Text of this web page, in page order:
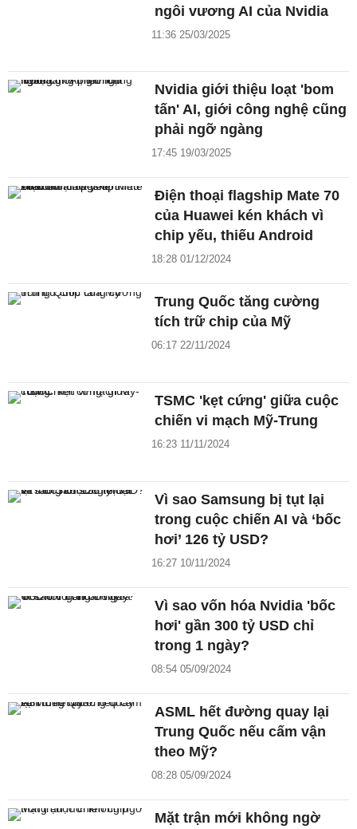
ngôi vương AI của Nvidia
11:36 25/03/2025
Nvidia giới thiệu loạt 'bom
tấn' AI, giới công nghệ cũng
phải ngỡ ngàng
17:45 19/03/2025
Điện thoại flagship Mate 70
của Huawei kén khách vì
chip yếu, thiếu Android
18:28 01/12/2024
Trung Quốc tăng cường
tích trữ chip của Mỹ
06:17 22/11/2024
TSMC 'kẹt cứng' giữa cuộc
chiến vi mạch Mỹ-Trung
16:23 11/11/2024
Vì sao Samsung bị tụt lại
trong cuộc chiến AI và ‘bốc
hơi’ 126 tỷ USD?
16:27 10/11/2024
Vì sao vốn hóa Nvidia 'bốc
hơi' gần 300 tỷ USD chỉ
trong 1 ngày?
08:54 05/09/2024
ASML hết đường quay lại
Trung Quốc nếu cấm vận
theo Mỹ?
08:28 05/09/2024
Mặt trận mới không ngờ